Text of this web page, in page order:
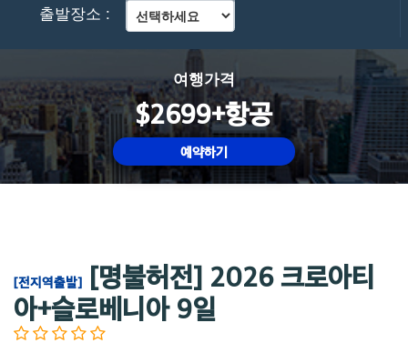
출발장소 :
여행가격
$2699+항공
예약하기
[전지역출발] [명불허전] 2026 크로아티
아+슬로베니아 9일